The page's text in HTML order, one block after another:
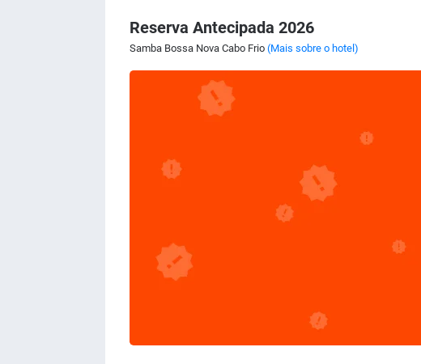
Reserva Antecipada 2026
Samba Bossa Nova Cabo Frio (Mais sobre o hotel)